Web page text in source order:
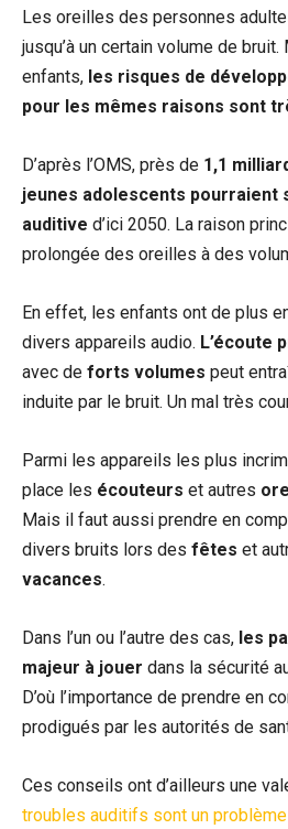
Les oreilles des personnes
jusqu’à un certain volume de
enfants, les risques de
pour les mêmes raisons sont
D’après l’OMS, près de 1,1
jeunes adolescents
auditive d’ici 2050. La raison
prolongée des oreilles à des
En effet, les enfants ont de plus
divers appareils audio. L’écoute
avec de forts volumes peut
induite par le bruit. Un mal très
Parmi les appareils les plus
place les écouteurs et autres
Mais il faut aussi prendre en
divers bruits lors des fêtes et
vacances.
Dans l’un ou l’autre des cas, les
majeur à jouer dans la sécurité
D’où l’importance de prendre en
prodigués par les autorités de
Ces conseils ont d’ailleurs une
troubles auditifs sont un